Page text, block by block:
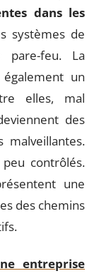
dans les
systèmes de
pare-feu. La
un
elles, mal
des
malveillantes.
contrôlés.
une
des chemins
entreprise